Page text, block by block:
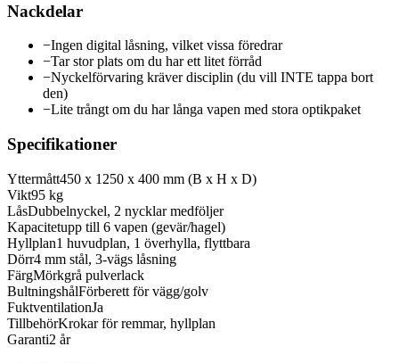
Nackdelar
−Ingen digital låsning, vilket vissa föredrar
−Tar stor plats om du har ett litet förråd
−Nyckelförvaring kräver disciplin (du vill INTE tappa bort
den)
−Lite trångt om du har långa vapen med stora optikpaket
Specifikationer
Yttermått450 x 1250 x 400 mm (B x H x D)
Vikt95 kg
LåsDubbelnyckel, 2 nycklar medföljer
Kapacitetupp till 6 vapen (gevär/hagel)
Hyllplan1 huvudplan, 1 överhylla, flyttbara
Dörr4 mm stål, 3-vägs låsning
FärgMörkgrå pulverlack
BultningshålFörberett för vägg/golv
FuktventilationJa
TillbehörKrokar för remmar, hyllplan
Garanti2 år